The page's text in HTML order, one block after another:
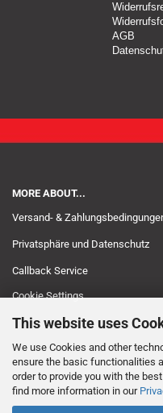
This website uses
We use Cookies and other
ensure the basic functionalities
order to provide you with the
find more information in our
AGB
MORE ABOUT...
Versand- &
Privatsphäre und Datenschutz
Callback Service
Cookie Settings